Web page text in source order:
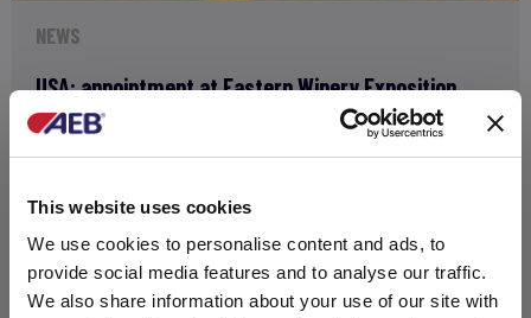
This website uses cookies
We use cookies to personalise content and ads, to
provide social media features and to analyse our traffic.
We also share information about your use of our site with
NEWS
USA: appointment at Eastern Winery Exposition
2025
阅读更多